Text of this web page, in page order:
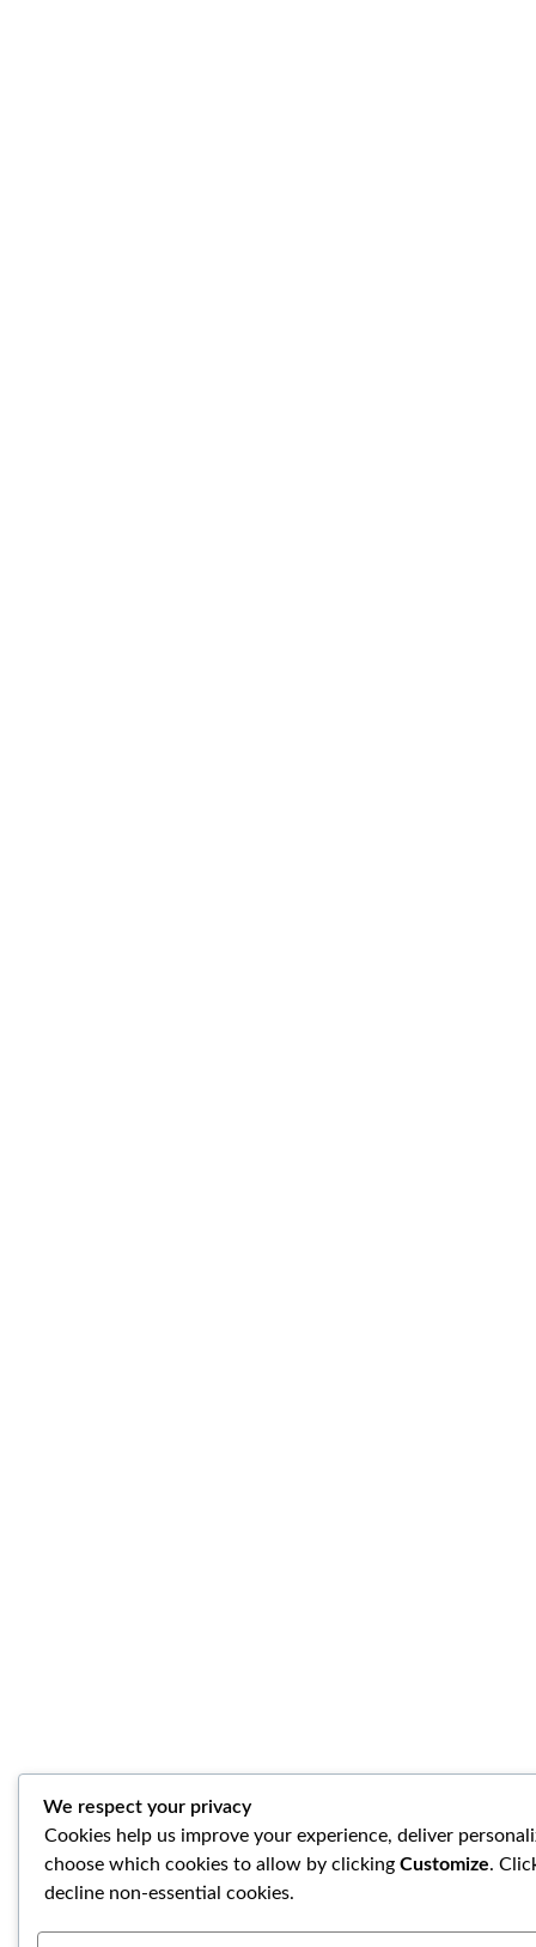
We respect your privacy
Cookies help us improve your experience, deliver
choose which cookies to allow by clicking Customize.
decline non-essential cookies.